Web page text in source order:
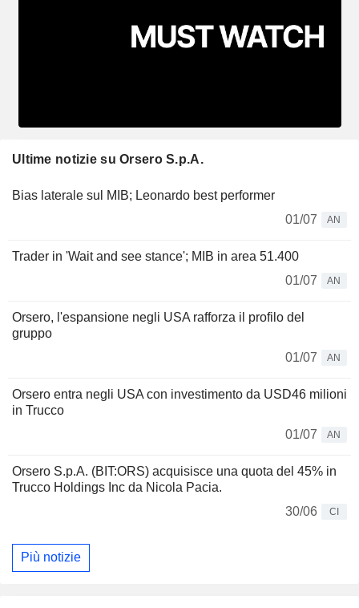
Ultime notizie su Orsero S.p.A.
Bias laterale sul MIB; Leonardo best performer
01/07
AN
Trader in 'Wait and see stance'; MIB in area 51.400
01/07
AN
Orsero, l'espansione negli USA rafforza il profilo del
gruppo
01/07
AN
Orsero entra negli USA con investimento da USD46 milioni
in Trucco
01/07
AN
Orsero S.p.A. (BIT:ORS) acquisisce una quota del 45% in
Trucco Holdings Inc da Nicola Pacia.
30/06
CI
Più notizie